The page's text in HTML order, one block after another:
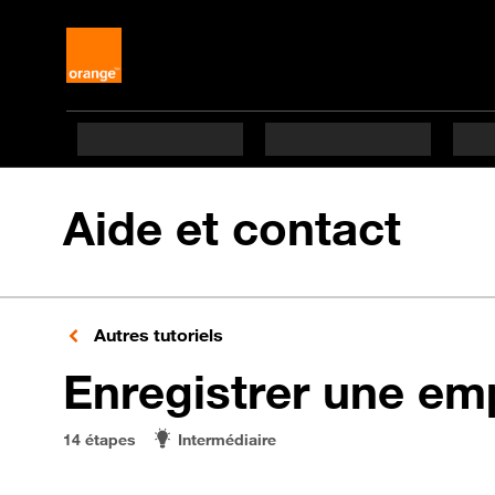
Aide et contact
Autres tutoriels
Enregistrer une
14 étapes Intermédiaire